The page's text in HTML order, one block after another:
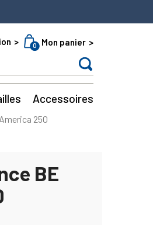
0 Mon panier
Accessoires
250
BE